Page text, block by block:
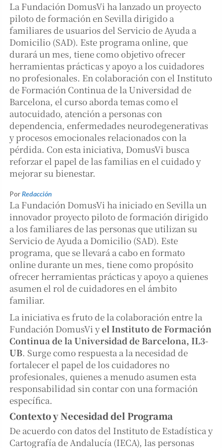
La Fundación DomusVi ha lanzado un proyecto
piloto de formación en Sevilla dirigido a
familiares de usuarios del Servicio de Ayuda a
Domicilio (SAD). Este programa online, que
durará un mes, tiene como objetivo ofrecer
herramientas prácticas y apoyo a los cuidadores
no profesionales. En colaboración con el Instituto
de Formación Continua de la Universidad de
Barcelona, el curso aborda temas como el
autocuidado, atención a personas con
dependencia, enfermedades neurodegenerativas
y procesos emocionales relacionados con la
pérdida. Con esta iniciativa, DomusVi busca
reforzar el papel de las familias en el cuidado y
mejorar su bienestar.
PorRedacción
La Fundación DomusVi ha iniciado en Sevilla un
innovador proyecto piloto de formación dirigido
a los familiares de las personas que utilizan su
Servicio de Ayuda a Domicilio (SAD). Este
programa, que se llevará a cabo en formato
online durante un mes, tiene como propósito
ofrecer herramientas prácticas y apoyo a quienes
asumen el rol de cuidadores en el ámbito
familiar.
La iniciativa es fruto de la colaboración entre la
Fundación DomusVi yel Instituto de Formación
Continua de la Universidad de Barcelona, IL3-
UB. Surge como respuesta a la necesidad de
fortalecer el papel de los cuidadores no
profesionales, quienes a menudo asumen esta
responsabilidad sin contar con una formación
específica.
Contexto y Necesidad del Programa
De acuerdo con datos del Instituto de Estadística y
Cartografía de Andalucía (IECA), las personas